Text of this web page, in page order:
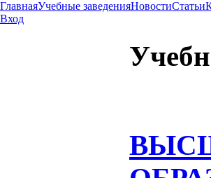
ГлавнаяУчебные заведенияНовостиСтатьи
Вход